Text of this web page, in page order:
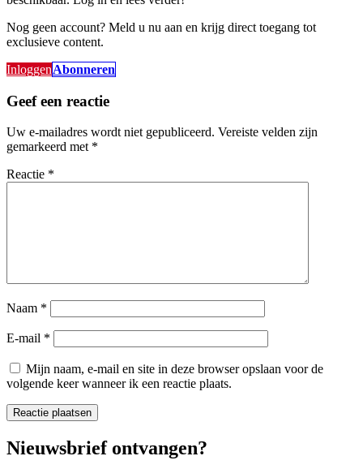
Nog geen account? Meld u nu aan en krijg direct toegang tot
exclusieve content.
InloggenAbonneren
Geef een reactie
Uw e-mailadres wordt niet gepubliceerd. Vereiste velden zijn
gemarkeerd met *
Reactie *
Naam *
E-mail *
Mijn naam, e-mail en site in deze browser opslaan voor de
volgende keer wanneer ik een reactie plaats.
Nieuwsbrief ontvangen?